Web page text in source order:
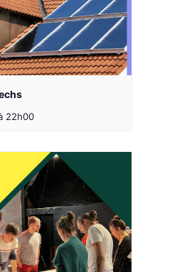
22h00